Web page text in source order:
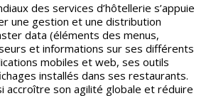
des services d’hôtellerie s’appuie
une gestion et une distribution
data (éléments des menus,
et informations sur ses différents
mobiles et web, ses outils
installés dans ses restaurants.
accroître son agilité globale et réduire